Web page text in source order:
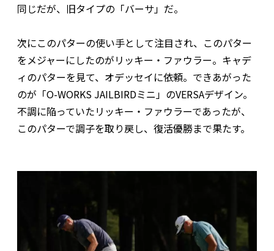
同じだが、旧タイプの「バーサ」だ。
次にこのパターの使い手として注目され、このパター
をメジャーにしたのがリッキー・ファウラー。キャデ
ィのパターを見て、オデッセイに依頼。できあがった
のが「O-WORKS JAILBIRDミニ」のVERSAデザイン。
不調に陥っていたリッキー・ファウラーであったが、
このパターで調子を取り戻し、復活優勝まで果たす。